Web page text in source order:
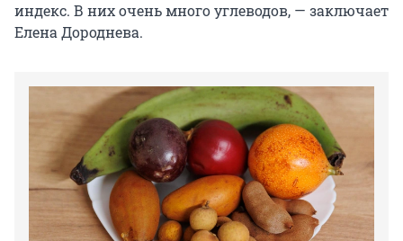
индекс. В них очень много углеводов, — заключает
Елена Дороднева.